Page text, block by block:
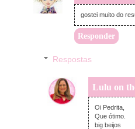
gostei muito do
Responder
Respostas
Lulu on
Oi Pedrita,
Que ótimo.
big beijos